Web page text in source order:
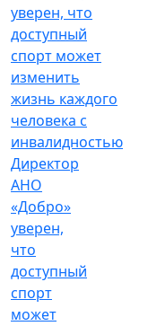
Директор
АНО
«Добро»
уверен,
что
доступный
спорт
может